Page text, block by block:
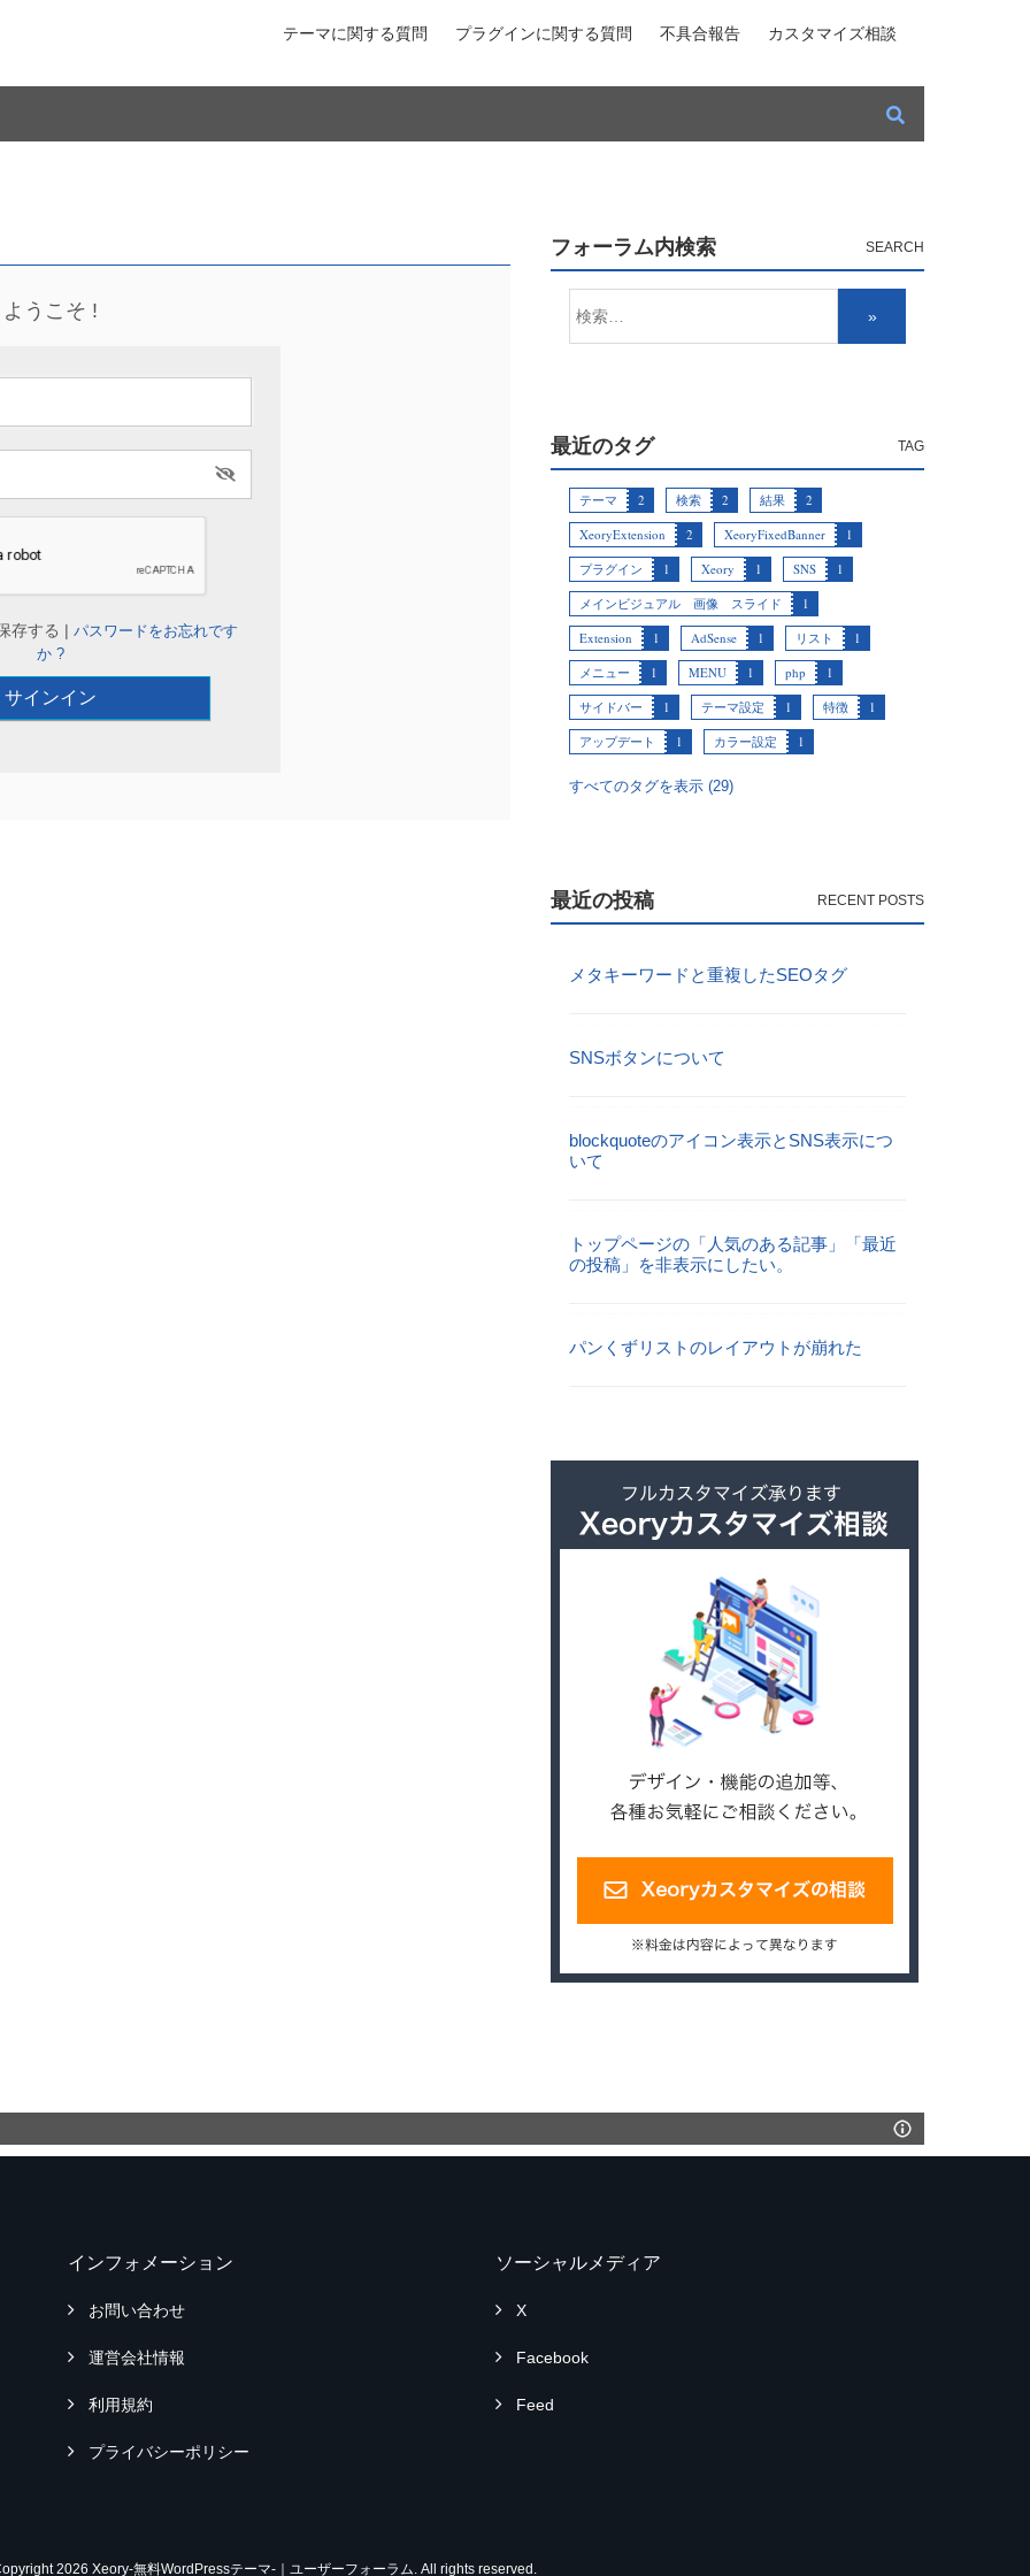
テーマに関する質問 プラグインに関する質問 不具合報告 カスタマイズ相談
ようこそ !
存する |パスワードをお忘れです
か ?
フォーラム内検索
最近のタグ
テーマ 2 検索 2 結果
2
XeoryExtension
2 XeoryFixedBanner
1
プラグイン
1 Xeory 1 SNS
1
メインビジュアル 画像 スライド
1
Extension
1 AdSense 1 リスト
1
メニュー
1 MENU 1 php
1
サイドバー
1 テーマ設定 1 特徴
1
アップデート
1 カラー設定 1
すべてのタグを表示 (29)
最近の投稿
メタキーワードと重複したSEOタグ
SNSボタンについて
blockquoteのアイコン表示とSNS表示につ
いて
トップページの「人気のある記事」「最近
の投稿」を非表示にしたい。
パンくずリストのレイアウトが崩れた
インフォメーション
お問い合わせ
運営会社情報
利用規約
プライバシーポリシー
ソーシャルメディア
X
Facebook
Feed
2026 Xeory-無料WordPressテーマ-｜ユーザーフォーラム. All rights reserved.